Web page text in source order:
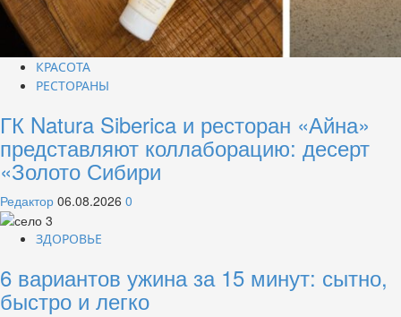
КРАСОТА
РЕСТОРАНЫ
ГК Natura Siberica и ресторан «Айна»
представляют коллаборацию: десерт
«Золото Сибири
Редактор 06.08.2026 0
ЗДОРОВЬЕ
6 вариантов ужина за 15 минут: сытно,
быстро и легко